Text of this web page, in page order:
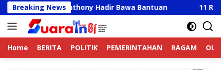
Langsung
ke
konten
Breaking News
Ricky Anthony Hadir Bawa Bantuan 11 Ribu Data
Home BERITA POLITIK PEMERINTAHAN RAGAM